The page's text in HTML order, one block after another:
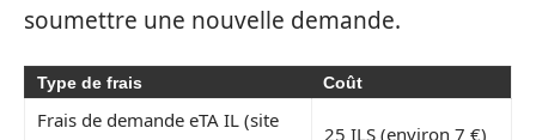
soumettre une nouvelle demande.
Type de frais Coût
Frais de demande eTA IL (site
25 ILS (environ 7 €)